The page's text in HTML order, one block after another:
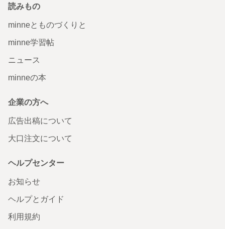
読みもの
minneとものづくりと
minne学習帖
ニュース
minneの本
企業の方へ
広告出稿について
大口注文について
ヘルプセンター
お知らせ
ヘルプとガイド
利用規約